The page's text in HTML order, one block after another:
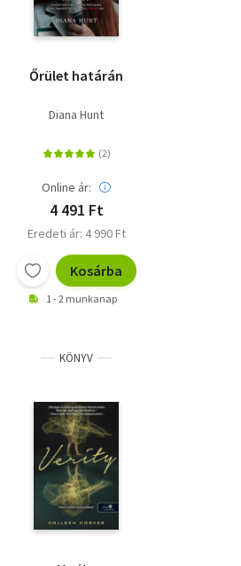
Őrület határán
Diana Hunt
Online ár:
4 491 Ft
Eredeti ár: 4 990 Ft
Kosárba
1 - 2 munkanap
KÖNYV